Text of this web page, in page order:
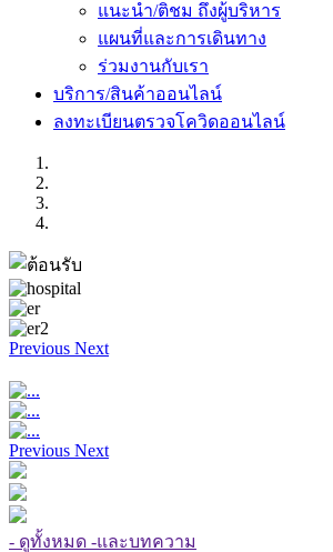
แนะนำ/ติชม ถึงผู้บริหาร
แผนที่และการเดินทาง
ร่วมงานกับเรา
บริการ/สินค้าออนไลน์
ลงทะเบียนตรวจโควิดออนไลน์
Previous Next
Previous Next
- ดูทั้งหมด -และบทความ